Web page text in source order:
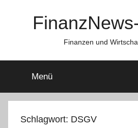
Finanzen und
Menü
Schlagwort: DSGV